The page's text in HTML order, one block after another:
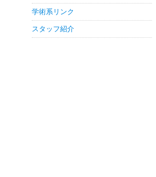
学術系リンク
スタッフ紹介